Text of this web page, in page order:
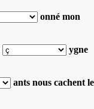
onné mon
ygne
ants nous cachent le